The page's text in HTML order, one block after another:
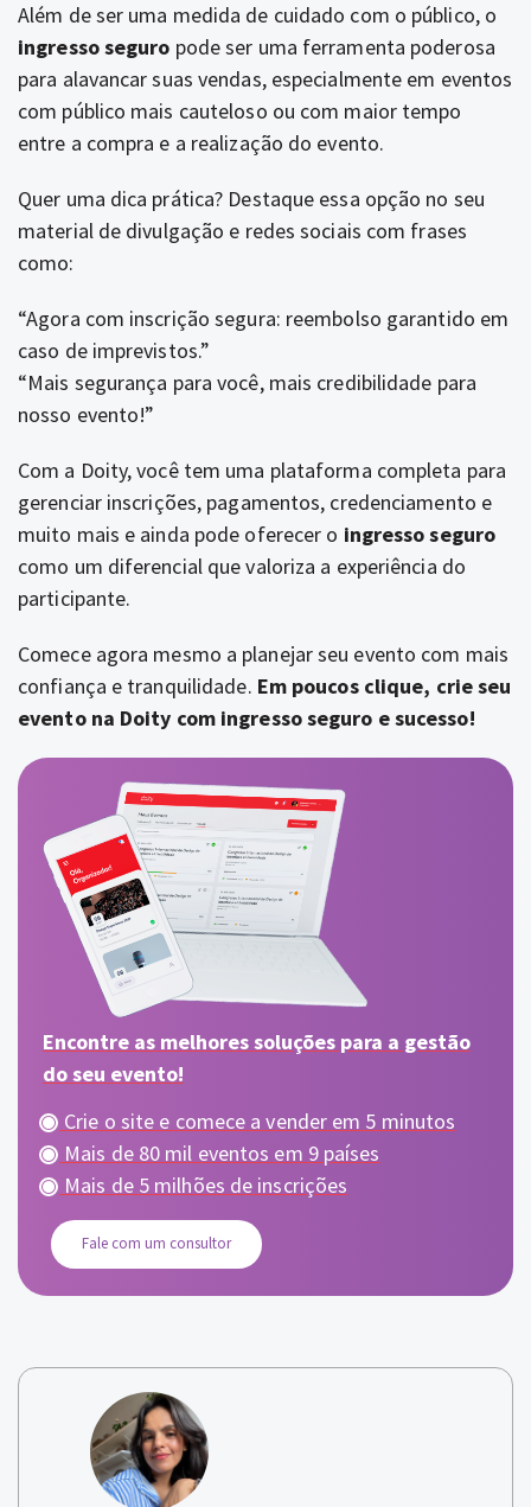
Além de ser uma medida de cuidado com o público, o
ingresso seguro pode ser uma ferramenta poderosa
para alavancar suas vendas, especialmente em eventos
com público mais cauteloso ou com maior tempo
entre a compra e a realização do evento.
Quer uma dica prática? Destaque essa opção no seu
material de divulgação e redes sociais com frases
como:
“Agora com inscrição segura: reembolso garantido em
caso de imprevistos.”
“Mais segurança para você, mais credibilidade para
nosso evento!”
Com a Doity, você tem uma plataforma completa para
gerenciar inscrições, pagamentos, credenciamento e
muito mais e ainda pode oferecer o ingresso seguro
como um diferencial que valoriza a experiência do
participante.
Comece agora mesmo a planejar seu evento com mais
confiança e tranquilidade. Em poucos clique, crie seu
evento na Doity com ingresso seguro e sucesso!
Encontre as melhores soluções para a gestão
do seu evento!
Crie o site e comece a vender em 5 minutos
Mais de 80 mil eventos em 9 países
Mais de 5 milhões de inscrições
Fale com um consultor